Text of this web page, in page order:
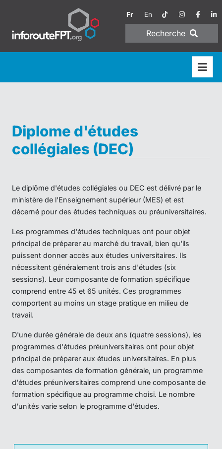
Fr En
Recherche
Diplome d'études
collégiales (DEC)
Le diplôme d'études collégiales ou DEC est délivré par le
ministère de l'Enseignement supérieur (MES) et est
décerné pour des études techniques ou préuniversitaires.
Les programmes d'études techniques ont pour objet
principal de préparer au marché du travail, bien qu'ils
puissent donner accès aux études universitaires. Ils
nécessitent généralement trois ans d'études (six
sessions). Leur composante de formation spécifique
comprend entre 45 et 65 unités. Ces programmes
comportent au moins un stage pratique en milieu de
travail.
D'une durée générale de deux ans (quatre sessions), les
programmes d'études préuniversitaires ont pour objet
principal de préparer aux études universitaires. En plus
des composantes de formation générale, un programme
d'études préuniversitaires comprend une composante de
formation spécifique au programme choisi. Le nombre
d'unités varie selon le programme d'études.